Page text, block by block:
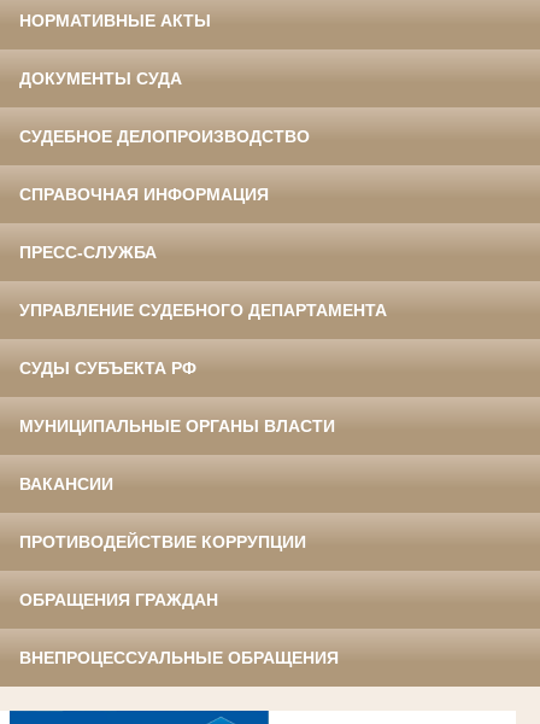
НОРМАТИВНЫЕ АКТЫ
ДОКУМЕНТЫ СУДА
СУДЕБНОЕ ДЕЛОПРОИЗВОДСТВО
СПРАВОЧНАЯ ИНФОРМАЦИЯ
ПРЕСС-СЛУЖБА
УПРАВЛЕНИЕ СУДЕБНОГО ДЕПАРТАМЕНТА
СУДЫ СУБЪЕКТА РФ
МУНИЦИПАЛЬНЫЕ ОРГАНЫ ВЛАСТИ
ВАКАНСИИ
ПРОТИВОДЕЙСТВИЕ КОРРУПЦИИ
ОБРАЩЕНИЯ ГРАЖДАН
ВНЕПРОЦЕССУАЛЬНЫЕ ОБРАЩЕНИЯ